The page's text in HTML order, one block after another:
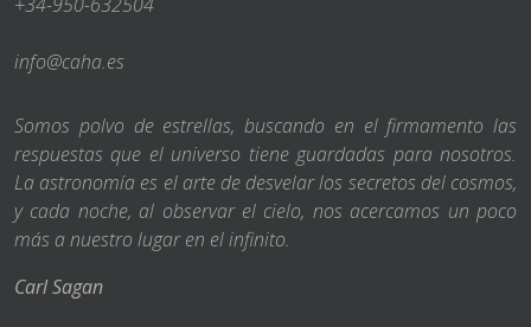
info@caha.es
Somos polvo de estrellas, buscando en el firmamento las
respuestas que el universo tiene guardadas para nosotros.
La astronomía es el arte de desvelar los secretos del cosmos,
y cada noche, al observar el cielo, nos acercamos un poco
más a nuestro lugar en el infinito.
Carl Sagan